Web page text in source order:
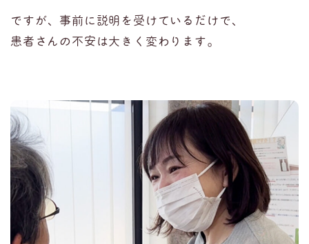
ですが、事前に説明を受けているだけで、
患者さんの不安は大きく変わります。